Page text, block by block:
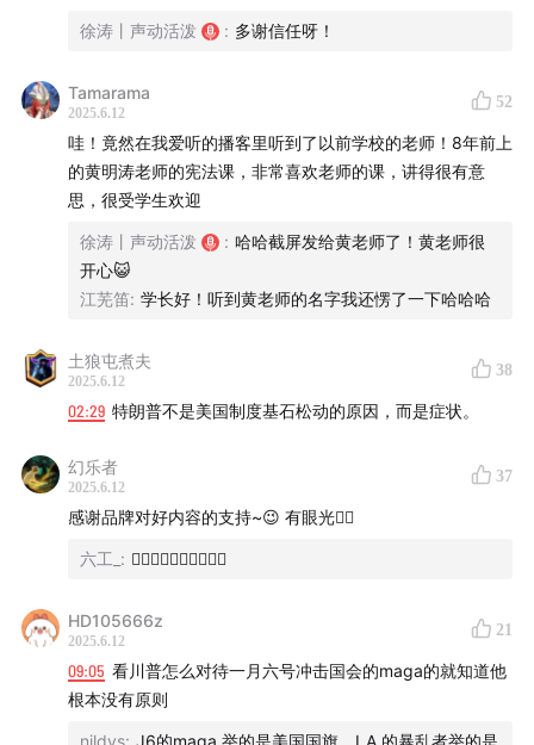
破传统 A 醇的刺激性与光敏性限制，不需要避光和建立耐
受，是适合敏感肌的安全用 A 首选方案。
还有 OLAY 淡斑小白瓶，运用烟酰胺+色淡林专利美白配
方，根源淡化顽固斑点，搭配黑管精华双管齐下，让肌肤
焕发新生机。
618 大促马上进入倒计时，点击下方链接，进入 OLAY 京
东旗舰店查看购买详情：
玉兰油（OLAY）淡纹黑管精华液50ml
徐涛丨声动活泼 : 多谢信任呀！
Tamarama
2025.6.12
52
哇！竟然在我爱听的播客里听到了以前学校的老师！8年前上
的黄明涛老师的宪法课，非常喜欢老师的课，讲得很有意
思，很受学生欢迎
徐涛丨声动活泼 : 哈哈截屏发给黄老师了！黄老师很
开心😺
江芜笛: 学长好！听到黄老师的名字我还愣了一下哈哈哈
土狼屯煮夫
2025.6.12
38
02:29 特朗普不是美国制度基石松动的原因，而是症状。
幻乐者
2025.6.12
37
感谢品牌对好内容的支持~😉 有眼光✌🏻
六工_ : 🖐🏻🖐🏻🖐🏻🖐🏻🖐🏻
HD105666z
2025.6.12
21
09:05 看川普怎么对待一月六号冲击国会的maga的就知道他
根本没有原则
nildys: J6的maga 举的是美国国旗，LA 的暴乱者举的是